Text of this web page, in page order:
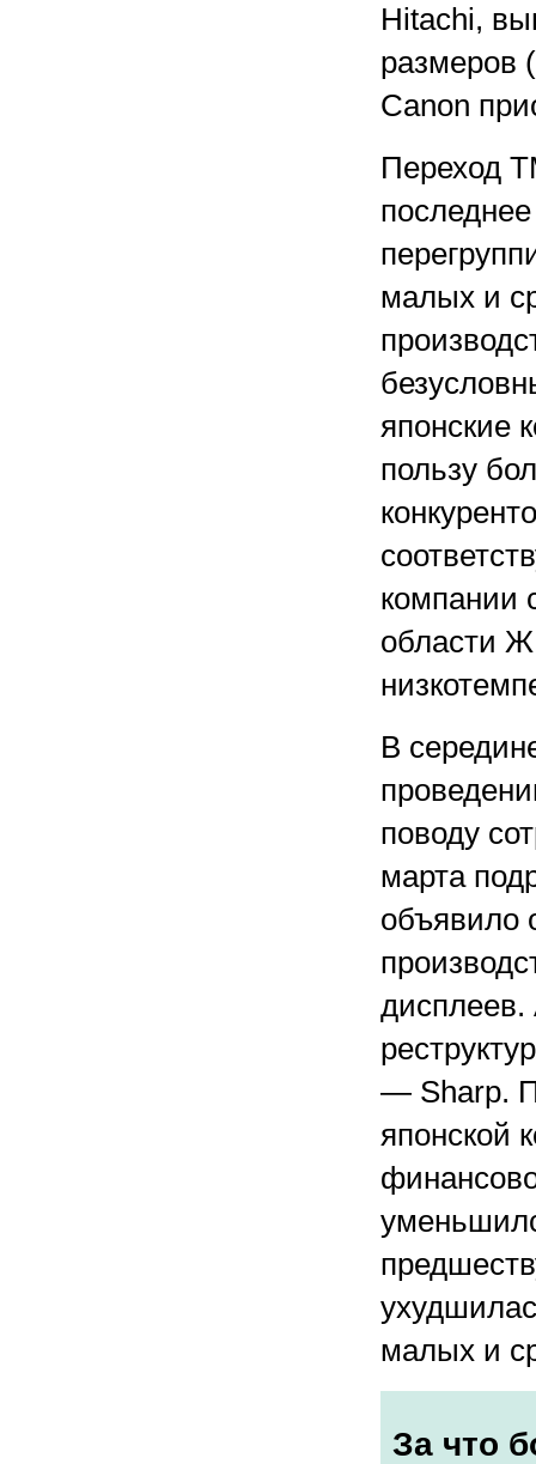
Hitachi,
размеров
Canon
Переход
малых и
японские
пользу
компании
области
В
поводу
марта
объявило
дисплеев.
— Sharp.
японской
малых и
За что